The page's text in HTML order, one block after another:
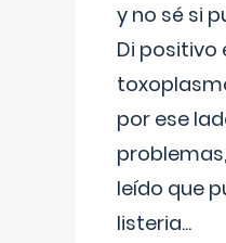
y no sé si
Di positivo
por ese
leído que
listeria...